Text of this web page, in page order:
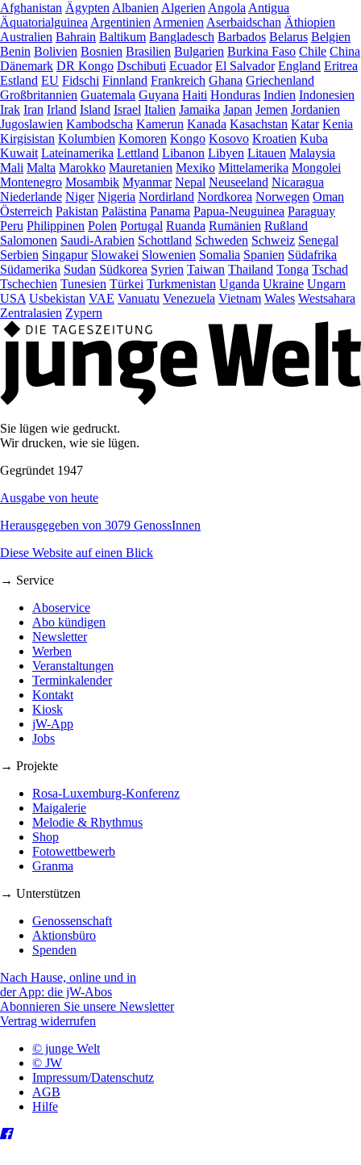
Afghanistan ÄgyptenAlbanienAlgerienAngolaAntigua
ÄquatorialguineaArgentinienArmenienAserbaidschan Äthiopien
Australien Bahrain Baltikum Bangladesch Barbados Belarus Belgien
Benin Bolivien Bosnien Brasilien Bulgarien Burkina Faso Chile China
Dänemark DR Kongo Dschibuti Ecuador El Salvador England Eritrea
Estland EU Fidschi Finnland Frankreich Ghana Griechenland
Großbritannien Guatemala Guyana Haiti Honduras Indien Indonesien
Irak Iran Irland Island Israel Italien Jamaika Japan Jemen Jordanien
Jugoslawien Kambodscha Kamerun Kanada Kasachstan Katar Kenia
Kirgisistan Kolumbien Komoren Kongo Kosovo Kroatien Kuba
Kuwait Lateinamerika Lettland Libanon Libyen Litauen Malaysia
Mali Malta Marokko Mauretanien Mexiko Mittelamerika Mongolei
Montenegro Mosambik Myanmar Nepal Neuseeland Nicaragua
Niederlande Niger Nigeria Nordirland Nordkorea Norwegen Oman
Österreich Pakistan Palästina Panama Papua-Neuguinea Paraguay
Peru Philippinen Polen Portugal Ruanda Rumänien Rußland
Salomonen Saudi-Arabien Schottland Schweden Schweiz Senegal
Serbien Singapur Slowakei Slowenien Somalia Spanien Südafrika
Südamerika Sudan Südkorea Syrien Taiwan Thailand Tonga Tschad
Tschechien Tunesien Türkei Turkmenistan Uganda Ukraine Ungarn
USA Usbekistan VAE Vanuatu Venezuela Vietnam Wales Westsahara
Zentralasien Zypern
Sie lügen wie gedruckt.
Wir drucken, wie sie lügen.
Gegründet 1947
Ausgabe von heute
Herausgegeben von 3079 GenossInnen
Diese Website auf einen Blick
→ Service
Aboservice
Abo kündigen
Newsletter
Werben
Veranstaltungen
Terminkalender
Kontakt
Kiosk
jW-App
Jobs
→ Projekte
Rosa-Luxemburg-Konferenz
Maigalerie
Melodie & Rhythmus
Shop
Fotowettbewerb
Granma
→ Unterstützen
Genossenschaft
Aktionsbüro
Spenden
Nach Hause, online und in
der App: die jW-Abos
Abonnieren Sie unsere Newsletter
Vertrag widerrufen
© junge Welt
© JW
Impressum/Datenschutz
AGB
Hilfe